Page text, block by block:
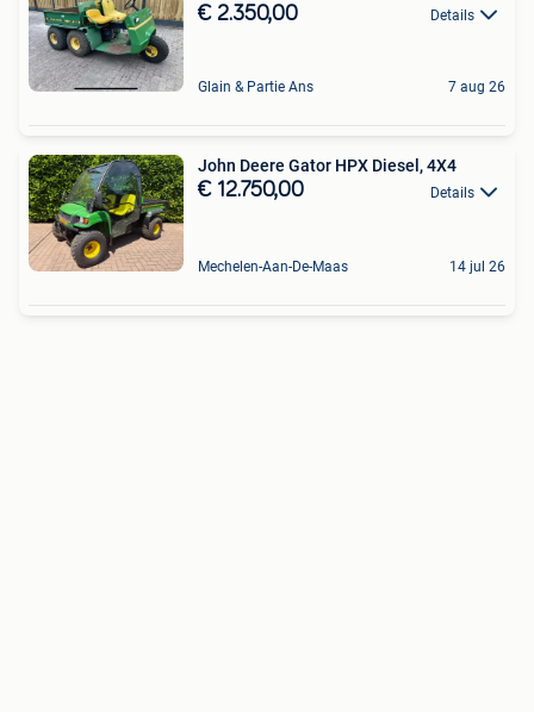
€ 2.350,00 Details
Glain & Partie Ans 7 aug 26
John Deere Gator HPX Diesel, 4X4
€ 12.750,00 Details
Mechelen-Aan-De-Maas 14 jul 26